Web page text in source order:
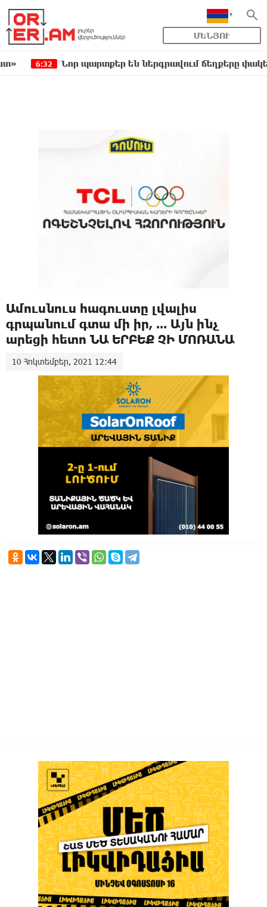
ՄԵՆՅՈՒ
Նոր պարտքեր են ներգրավում ճեղքերը փակելու
Ամուսնուս հագուստը լվալիս
գրպանում գտա մի իր, ... Այն ինչ
արեցի հետո ՆԱ ԵՐԲԵՔ ՉԻ ՄՈՌԱՆԱ
10 Հոկտեմբեր, 2021 12:44